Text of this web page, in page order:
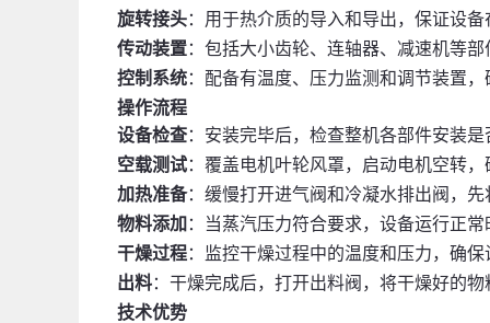
旋转接头：用于热介质的导入和导出，保证设
传动装置：包括大小齿轮、连轴器、减速机等
控制系统：配备有温度、压力监测和调节装置
操作流程
设备检查：安装完毕后，检查整机各部件安装
空载测试：覆盖电机叶轮风罩，启动电机空转
加热准备：缓慢打开进气阀和冷凝水排出阀，
物料添加 ：当蒸汽压力符合要求，设备运行正
干燥过程：监控干燥过程中的温度和压力，确
出料：干燥完成后，打开出料阀，将干燥好的物
技术优势